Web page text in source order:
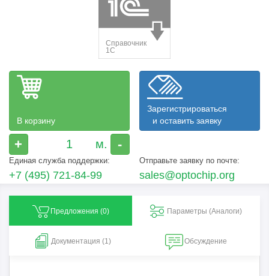
В корзину
+ -
Зарегистрироваться
и оставить заявку
Единая служба поддержки:
+7 (495) 721-84-99
Отправьте заявку по почте:
sales@optochip.org
Предложения (0) Параметры (Aналоги)
Документация (1) Обсуждение